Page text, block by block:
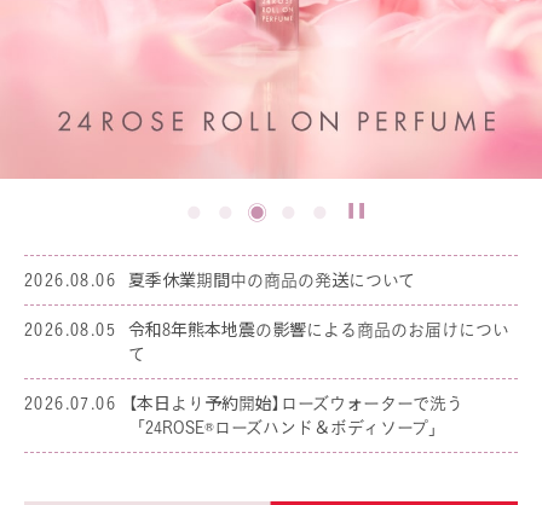
2026.08.06 夏季休業期間中の商品の発送について
2026.08.05
令和8年熊本地震の影響による商品のお届けについ
て
2026.07.06
【本日より予約開始】ローズウォーターで洗う
「24ROSE®ローズハンド＆ボディソープ」